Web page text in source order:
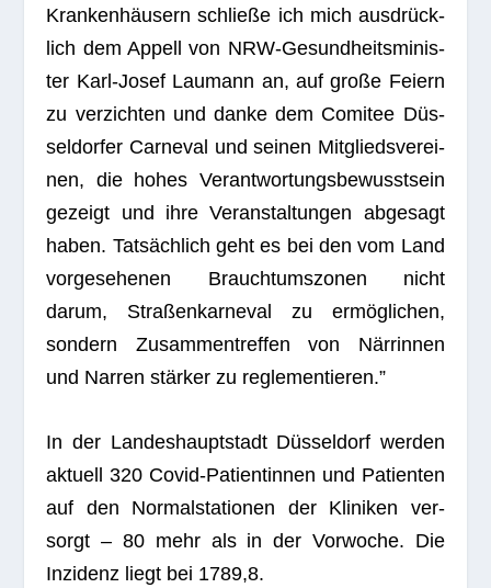
Kran­ken­häu­sern schließe ich mich aus­drück­
lich dem Appell von NRW-Gesund­heits­mi­nis­
ter Karl-Josef Lau­mann an, auf große Fei­ern
zu ver­zich­ten und danke dem Comi­tee Düs­
sel­dor­fer Car­ne­val und sei­nen Mit­glieds­ver­ei­
nen, die hohes Ver­ant­wor­tungs­be­wusst­sein
gezeigt und ihre Ver­an­stal­tun­gen abge­sagt
haben. Tat­säch­lich geht es bei den vom Land
vor­ge­se­he­nen Brauch­tums­zo­nen nicht
darum, Stra­ßen­kar­ne­val zu ermög­li­chen,
son­dern Zusam­men­tref­fen von När­rin­nen
und Nar­ren stär­ker zu reglementieren.”
In der Lan­des­haupt­stadt Düs­sel­dorf wer­den
aktu­ell 320 Covid-Pati­en­tin­nen und Pati­en­ten
auf den Nor­mal­sta­tio­nen der Kli­ni­ken ver­
sorgt – 80 mehr als in der Vor­wo­che. Die
Inzi­denz liegt bei 1789,8.